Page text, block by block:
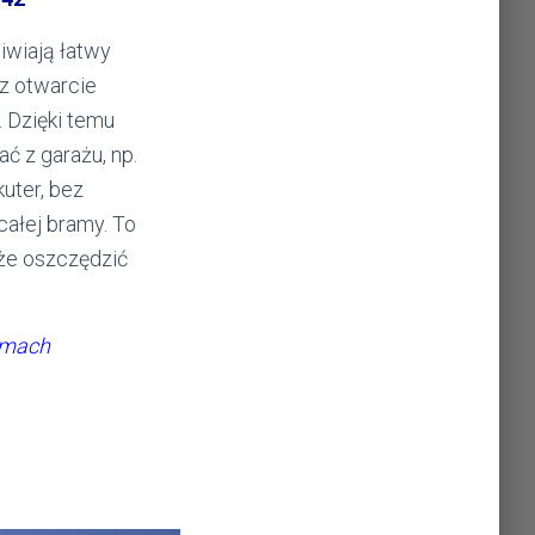
łatwy
otwarcie
Dzięki temu
z garażu, np.
bez
bramy. To
oszczędzić